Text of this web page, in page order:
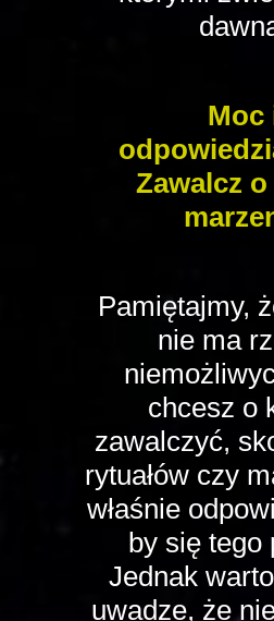
Moc
Zawalcz
Pamiętajmy,
nie ma
chcesz o
zawalczyć,
rytuałów czy
właśnie
by się tego
Jednak
uwadze, że